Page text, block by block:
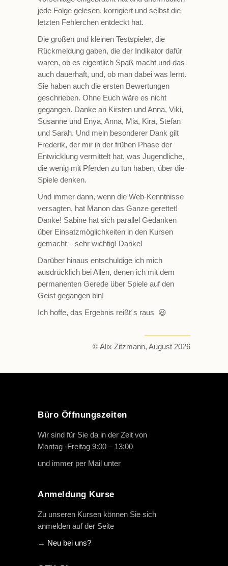
jede Folge gelesen, korrigiert und selbst die
letzten Fehlerchen entdeckt hat.
Die großen und kleinen Testspieler, die
Rückmeldung gaben, die der Indikator dafür
waren, ob es eigentlich Spaß macht und das
auch dauerhaft, und, ob man dabei was lernt.
Sie haben auch die ersten Bewertungen
geschrieben. Ohne Euch wäre es nicht
gegangen. Danke an Kirsten und Anna, Viki,
Susanne und Enya, Anna, Mia, Kira, Stefan
und Sarah. Und mein besonderer Dank gilt
Frederik, der mir in der frühen Phase der
Entwicklung vermittelt hat, was Jugendliche,
die wenig mit Pferden zu tun haben, über die
Spiele denken.
Und immer dann, wenn die Web-Kenntnisse
versagten, hat Manon das Ganze gerettet!
Danke! Sabine hat sich parallel Gedanken
über Einsatzmöglichkeiten in den Kursen
gemacht – sehr wichtig! Danke!
Darüber hinaus entschuldige ich mich
ausdrücklich bei Allen, denen ich mit dem
permanenten Gerede über Spiele auf den
Geist gegangen bin!
Ich hoffe, das Ergebnis reißt´s raus 😃
© Alix Zitzmann, August 2026
Büro Öffnungszeiten
Wir sind für Sie da in der Zeit von
Montag -Freitag 9:00 – 13:00
und immer per Mail unter
Anmeldung Kurse
Zu unseren Kursen können Sie sich
anmelden auf der Seite
→ Neu bei uns?